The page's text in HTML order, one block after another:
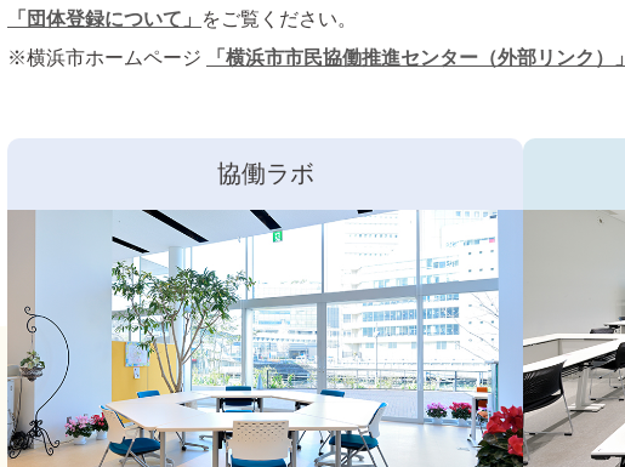
「団体登録について」
をご覧ください。
※横浜市ホームページ
「横浜市市⺠協働推進センター（外部リンク）」
協働ラボ